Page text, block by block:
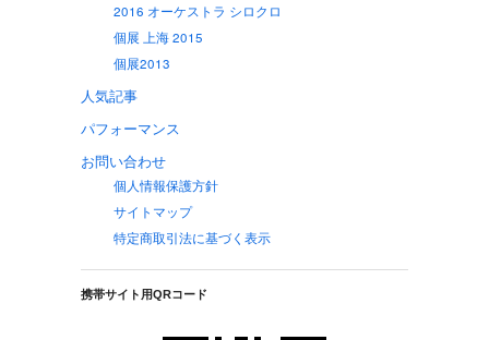
2016 オーケストラ シロクロ
個展 上海 2015
個展2013
人気記事
パフォーマンス
お問い合わせ
個人情報保護方針
サイトマップ
特定商取引法に基づく表示
携帯サイト用QRコード